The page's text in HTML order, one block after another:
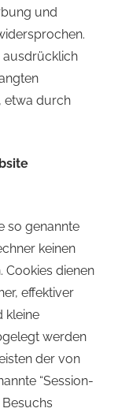
und
ausdrücklich
etwa durch
so genannte
keinen
Cookies dienen
effektiver
kleine
werden
der von
“Session-
Besuchs